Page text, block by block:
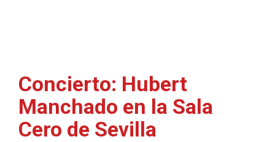
Concierto: Hubert
Manchado en la Sala
Cero de Sevilla